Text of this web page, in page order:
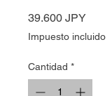
39.600 JPYPrecio
Impuesto incluido
Cantidad *